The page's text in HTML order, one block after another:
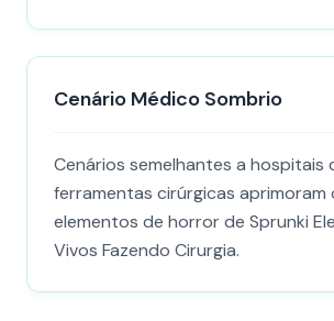
Cenário Médico Sombrio
Cenários semelhantes a hospitais
ferramentas cirúrgicas aprimoram
elementos de horror de Sprunki
Vivos Fazendo Cirurgia.